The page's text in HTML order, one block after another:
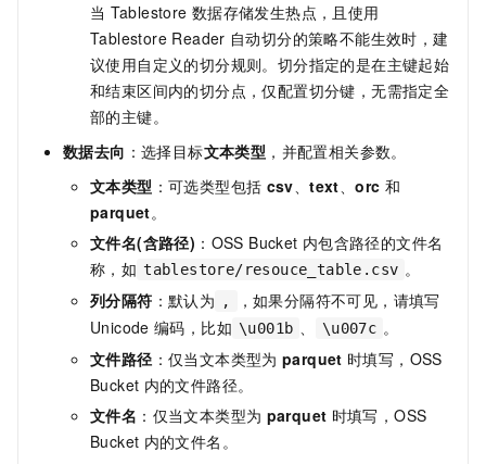
当 Tablestore 数据存储发生热点，且使用
Tablestore Reader 自动切分的策略不能生效时，建
议使用自定义的切分规则。切分指定的是在主键起始
和结束区间内的切分点，仅配置切分键，无需指定全
部的主键。
数据去向 ：选择目标文本类型 ，并配置相关参数。
文本类型 ：可选类型包括 csv、text、orc 和
parquet。
文件名(含路径) ：OSS Bucket 内包含路径的文件名
称，如 tablestore/resouce_table.csv 。
列分隔符 ：默认为 ,
，如果分隔符不可见，请填写
Unicode 编码，比如 \u001b 、 \u007c 。
文件路径 ：仅当文本类型为 parquet 时填写，OSS
Bucket 内的文件路径。
文件名 ：仅当文本类型为 parquet 时填写，OSS
Bucket 内的文件名。